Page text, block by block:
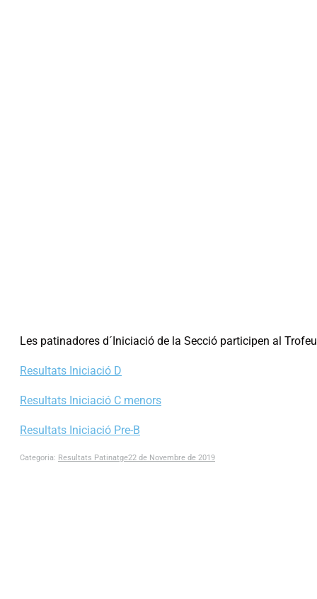
Les patinadores d´Iniciació de la Secció participen al
Resultats Iniciació D
Resultats Iniciació C menors
Resultats Iniciació Pre-B
Categoria: Resultats Patinatge22 de Novembre de 2019